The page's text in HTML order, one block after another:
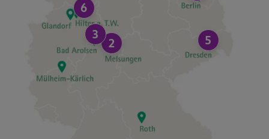
2
3 5
6